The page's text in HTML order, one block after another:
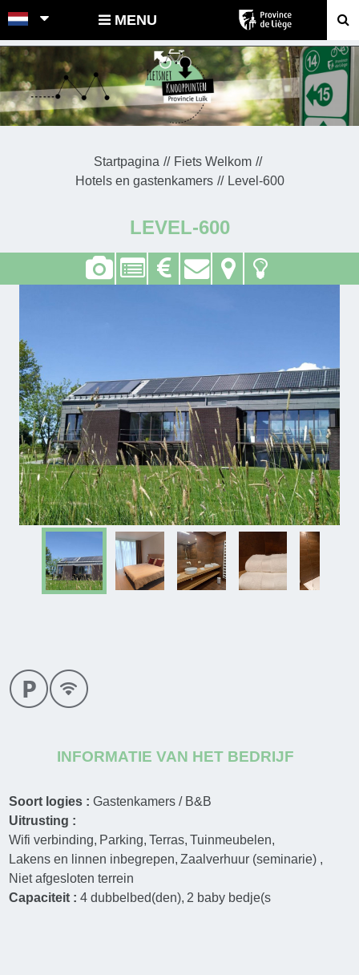
POINTS-NOEUDS MENU
Startpagina
Fiets Welkom
Hotels en gastenkamers
Level-600
LEVEL-600
INFORMATIE VAN HET BEDRIJF
Soort logies :Gastenkamers / B&B
Uitrusting :
Wifi verbinding Parking Terras Tuinmeubelen
Lakens en linnen inbegrepen Zaalverhuur (seminarie)
Niet afgesloten terrein
Capaciteit :4 dubbelbed(den) 2 baby bedje(s